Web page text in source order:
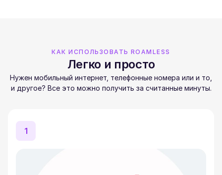
КАК ИСПОЛЬЗОВАТЬ ROAMLESS
Легко и просто
Нужен мобильный интернет, телефонные номера или и то,
и другое? Все это можно получить за считанные минуты.
1